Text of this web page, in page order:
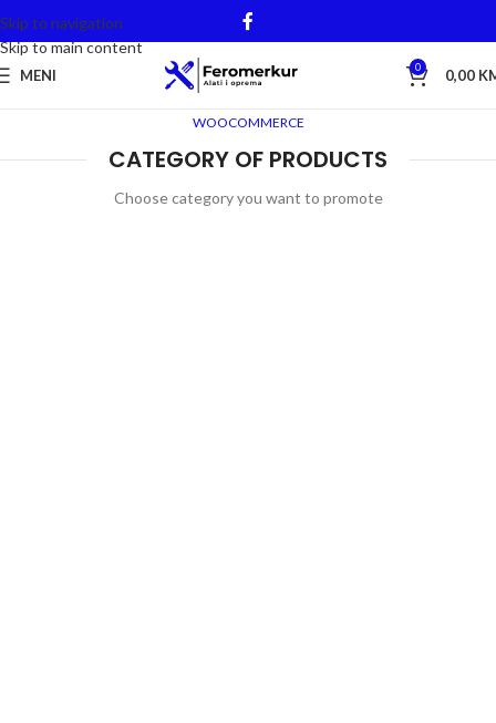
Skip to navigation
Skip to main content
MENI 0 0,00
WOOCOMMERCE
CATEGORY OF PRODUCTS
Choose category you want to promote